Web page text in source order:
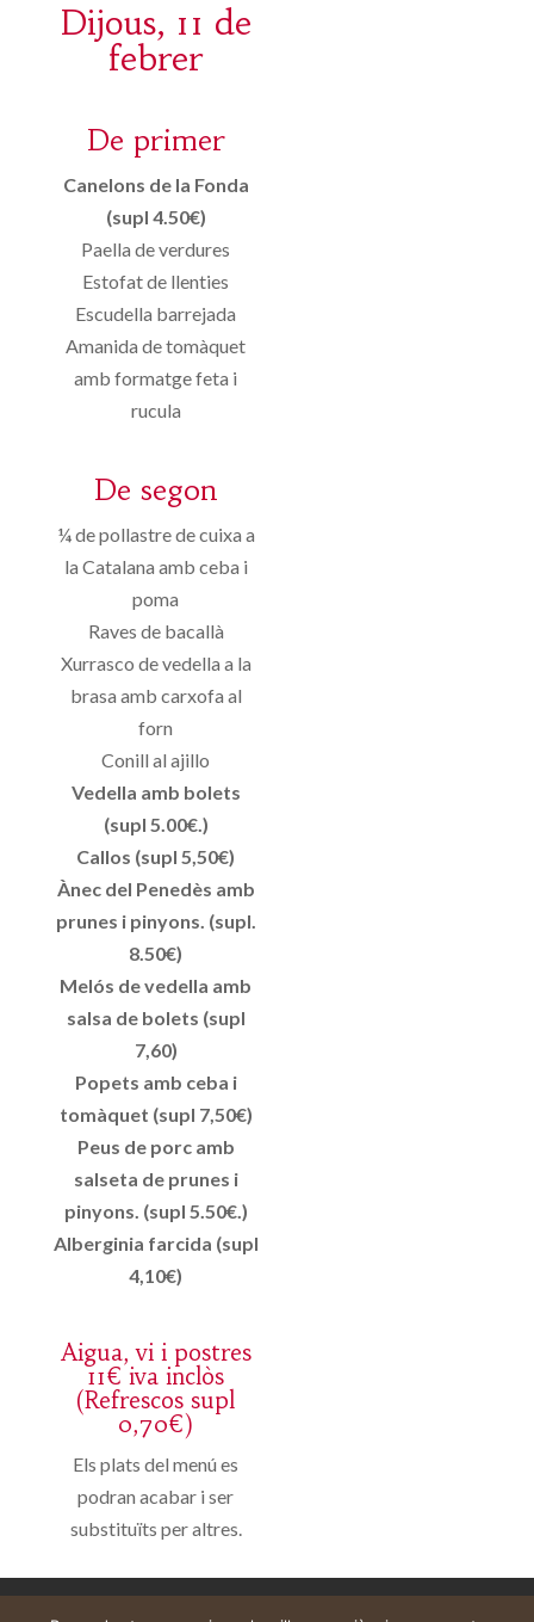
Dijous, 11 de
febrer
De primer
Canelons de la Fonda
(supl 4.50€)
Paella de verdures
Estofat de llenties
Escudella barrejada
Amanida de tomàquet
amb formatge feta i
rucula
De segon
¼ de pollastre de cuixa a
la Catalana amb ceba i
poma
Raves de bacallà
Xurrasco de vedella a la
brasa amb carxofa al
forn
Conill al ajillo
Vedella amb bolets
(supl 5.00€.)
Callos (supl 5,50€)
Ànec del Penedès amb
prunes i pinyons. (supl.
8.50€)
Melós de vedella amb
salsa de bolets (supl
7,60)
Popets amb ceba i
tomàquet (supl 7,50€)
Peus de porc amb
salseta de prunes i
pinyons. (supl 5.50€.)
Alberginia farcida (supl
4,10€)
Aigua, vi i postres
11€ iva inclòs
(Refrescos supl
0,70€)
Els plats del menú es
podran acabar i ser
substituïts per altres.